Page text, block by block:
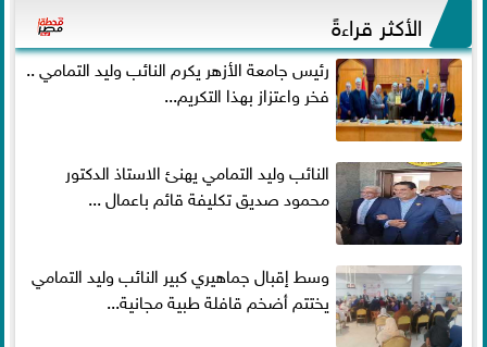
الأكثر قراءةً
رئيس جامعة الأزهر يكرم النائب وليد التمامي ..
فخر واعتزاز بهذا التكريم...
النائب وليد التمامي يهنئ الاستاذ الدكتور
محمود صديق تكليفة قائم باعمال ...
وسط إقبال جماهيري كبير النائب وليد التمامي
يختتم أضخم قافلة طبية مجانية...